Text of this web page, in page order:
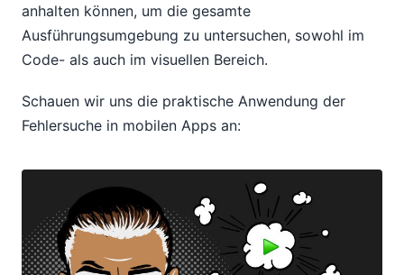
anhalten können, um die gesamte
Ausführungsumgebung zu untersuchen, sowohl im
Code- als auch im visuellen Bereich.
Schauen wir uns die praktische Anwendung der
Fehlersuche in mobilen Apps an: